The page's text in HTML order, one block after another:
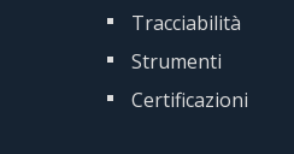
Tracciabilità
Strumenti
Certificazioni